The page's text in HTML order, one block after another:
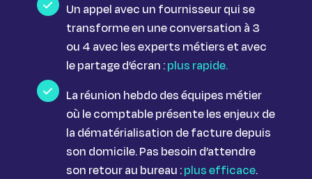
Un appel avec un fournisseur qui se
transforme en une conversation à 3
ou 4 avec les experts métiers et avec
le partage d’écran :plus rapide.
La réunion hebdo des équipes métier
où le comptable présente les enjeux de
la dématérialisation de facture depuis
son domicile. Pas besoin d’attendre
son retour au bureau :plus efficace.